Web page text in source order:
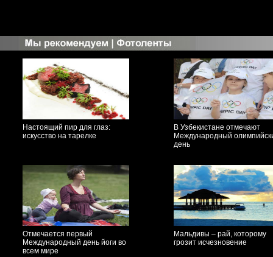
Настоящий пир для глаз:
искусство на тарелке
В Узбекистане отмечают
Международный
день
Отмечается первый
Международный день йоги во
всем мире
Мальдивы – рай, которому
грозит исчезновение